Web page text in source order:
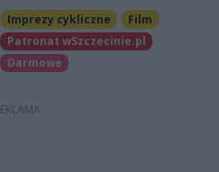
Imprezy cykliczne
Film
Patronat wSzczecinie.pl
Darmowe